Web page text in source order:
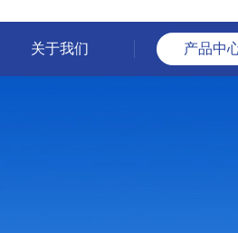
关于我们 产品中